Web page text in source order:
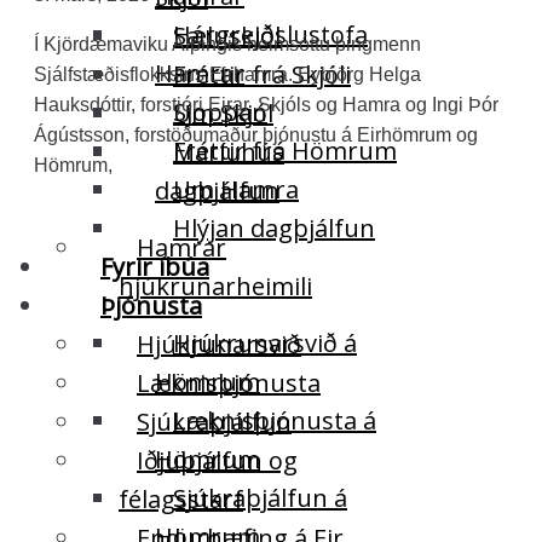
Hárgreiðslustofa
Hamrar
Sjoppan
Fréttir frá Hömrum
Um Hamra
Hlýjan dagþjálfun
Fyrir íbúa
Þjónusta
Hjúkrunarsvið
Læknisþjónusta
Sjúkraþjálfun
Iðjuþjálfun og
félagsstarf
Sæluskjól
Fréttir frá Skjóli
Um Skjól
Maríuhús
dagþjálfun
Hamrar
hjúkrunarheimili
Hjúkrunarsvið á
Hömrum
Læknisþjónusta á
Hömrum
Sjúkraþjálfun á
Í Kjördæmaviku Alþingis heimsóttu þingmenn
Sjálfstæðisflokksins Eirhamra. Eybjörg Helga
Hauksdóttir, forstjóri Eirar, Skjóls og Hamra og Ingi Þór
Ágústsson, forstöðumaður þjónustu á Eirhömrum og
Hömrum,